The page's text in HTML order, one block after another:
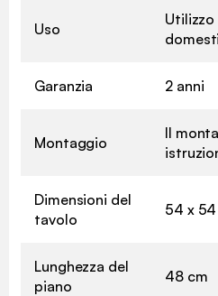
Uso
Utilizzo
Garanzia 2 anni
Montaggio
Il
Dimensioni del
tavolo
54 x
Lunghezza del
piano
48 cm